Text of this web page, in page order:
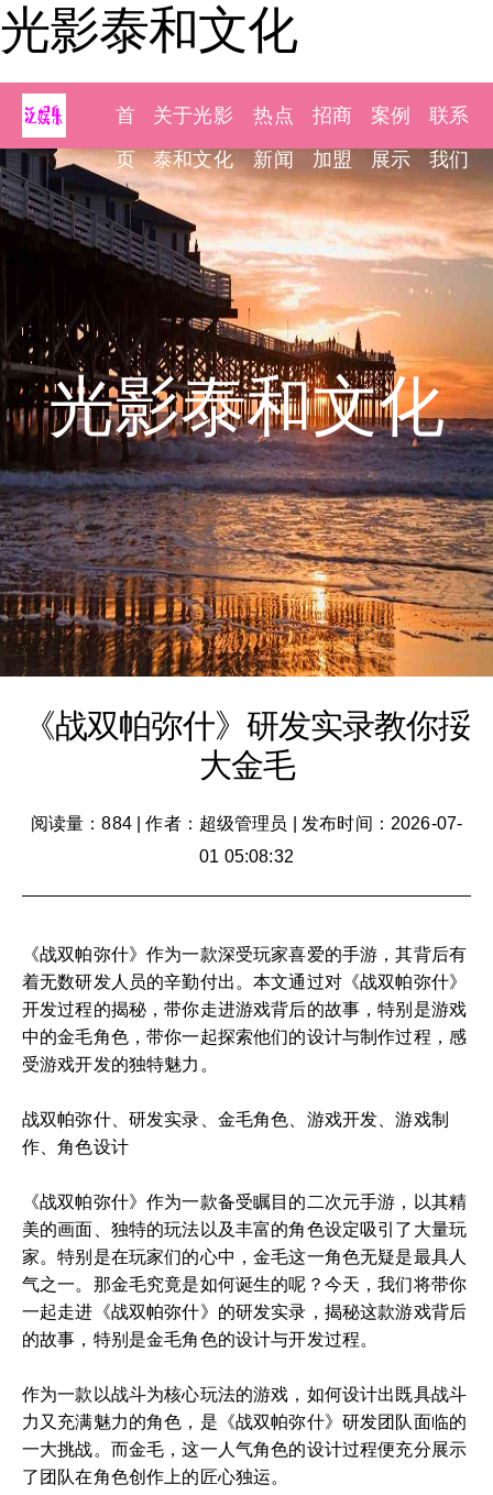
光影泰和文化
首
页
关于光影
泰和文化
热点
新闻
招商
加盟
案例
展示
联系
我们
光影泰和文化
《战双帕弥什》研发实录教你挼
大金毛
阅读量：884|作者：超级管理员
发布时间：2026-07-
01 05:08:32
《战双帕弥什》作为一款深受玩家喜爱的手游，其背后有
着无数研发人员的辛勤付出。本文通过对《战双帕弥什》
开发过程的揭秘，带你走进游戏背后的故事，特别是游戏
中的金毛角色，带你一起探索他们的设计与制作过程，感
受游戏开发的独特魅力。
战双帕弥什、研发实录、金毛角色、游戏开发、游戏制
作、角色设计
《战双帕弥什》作为一款备受瞩目的二次元手游，以其精
美的画面、独特的玩法以及丰富的角色设定吸引了大量玩
家。特别是在玩家们的心中，金毛这一角色无疑是最具人
气之一。那金毛究竟是如何诞生的呢？今天，我们将带你
一起走进《战双帕弥什》的研发实录，揭秘这款游戏背后
的故事，特别是金毛角色的设计与开发过程。
作为一款以战斗为核心玩法的游戏，如何设计出既具战斗
力又充满魅力的角色，是《战双帕弥什》研发团队面临的
一大挑战。而金毛，这一人气角色的设计过程便充分展示
了团队在角色创作上的匠心独运。